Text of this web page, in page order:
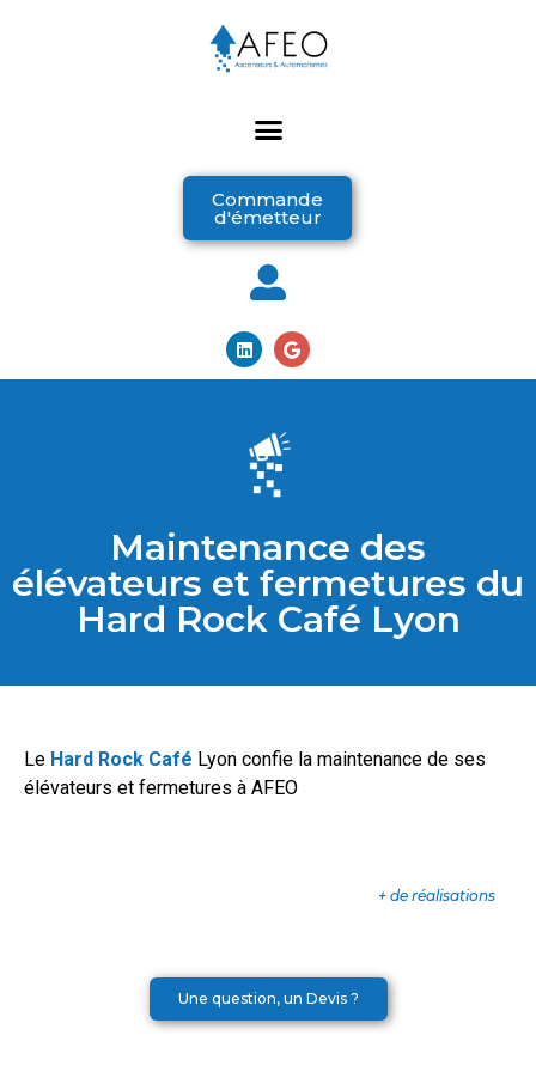
Commande
d'émetteur
Maintenance des
élévateurs et fermetures du
Hard Rock Café Lyon
Le Hard Rock Café Lyon confie la maintenance de ses
élévateurs et fermetures à AFEO
+ de réalisations
Une question, un Devis ?